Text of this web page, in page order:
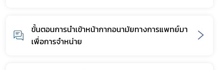
ขั้นตอนการนำเข้าหน้ากากอนามัยทางการแพทย์มา
เพื่อการจำหน่าย